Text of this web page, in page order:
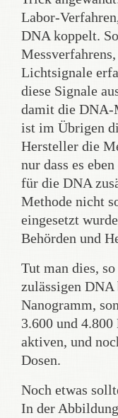
Labor-
DNA koppelt.
Lichtsignale
diese Signale
damit die DNA-
ist im Übrigen
Hersteller die
nur dass es
für die DNA
Methode nicht
eingesetzt
Behörden und
Tut man dies,
zulässigen
Nanogramm,
3.600 und
aktiven, und
Dosen.
Noch etwas
In der